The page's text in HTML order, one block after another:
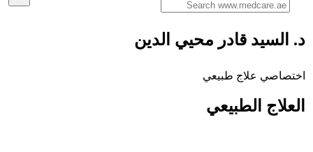
د. السيد قادر محيي الدين
اختصاصي علاج طبيعي
العلاج الطبيعي